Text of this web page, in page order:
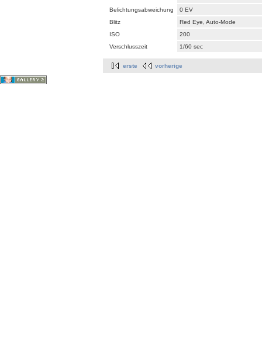
Belichtungsabweichung
0 EV
Blitz
Red Eye, Auto-Mode
ISO
200
Verschlusszeit
1/60 sec
erste vorherige